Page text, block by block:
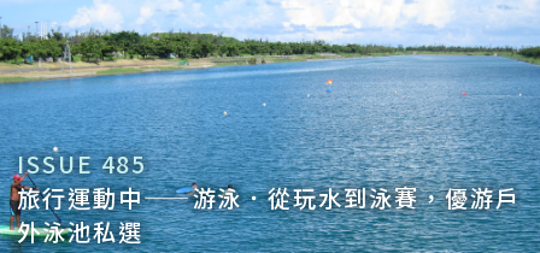
ISSUE 485
旅行運動中——游泳．從玩水到泳賽，優游戶
外泳池私選